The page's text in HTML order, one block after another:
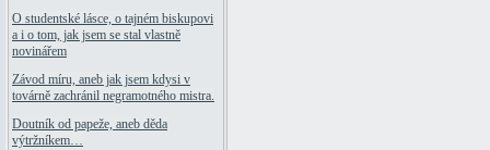
O studentské lásce, o tajném biskupovi
a i o tom, jak jsem se stal vlastně
novinářem
Závod míru, aneb jak jsem kdysi v
továrně zachránil negramotného mistra.
Doutník od papeže, aneb děda
výtržníkem…